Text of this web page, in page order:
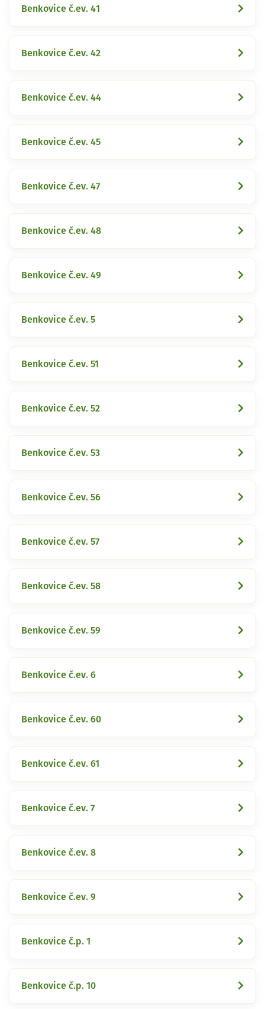
Benkovice č.ev. 41
Benkovice č.ev. 42
Benkovice č.ev. 44
Benkovice č.ev. 45
Benkovice č.ev. 47
Benkovice č.ev. 48
Benkovice č.ev. 49
Benkovice č.ev. 5
Benkovice č.ev. 51
Benkovice č.ev. 52
Benkovice č.ev. 53
Benkovice č.ev. 56
Benkovice č.ev. 57
Benkovice č.ev. 58
Benkovice č.ev. 59
Benkovice č.ev. 6
Benkovice č.ev. 60
Benkovice č.ev. 61
Benkovice č.ev. 7
Benkovice č.ev. 8
Benkovice č.ev. 9
Benkovice č.p. 1
Benkovice č.p. 10